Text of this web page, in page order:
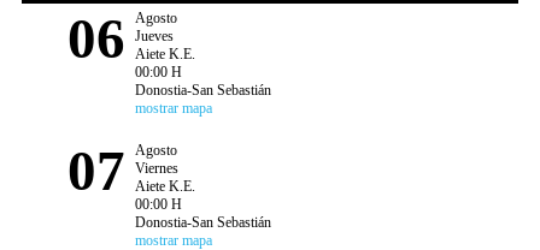
06
Agosto
Jueves
Aiete K.E.
00:00 H
Donostia-San Sebastián
mostrar mapa
07
Agosto
Viernes
Aiete K.E.
00:00 H
Donostia-San Sebastián
mostrar mapa